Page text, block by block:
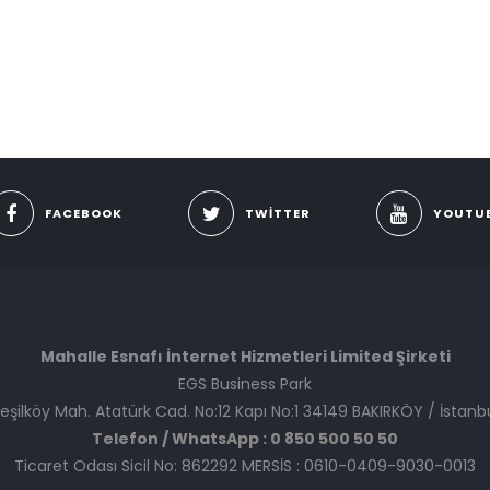
FACEBOOK TWITTER
Mahalle Esnafı İnternet Hizmetleri Limited Şirketi
EGS Business Park
Mah. Atatürk Cad. No:12 Kapı No:1 34149 BAKIRKÖY /
Telefon / WhatsApp : 0 850 500 50 50
Ticaret Odası Sicil No: 862292 MERSİS : 0610-0409-9030-0013